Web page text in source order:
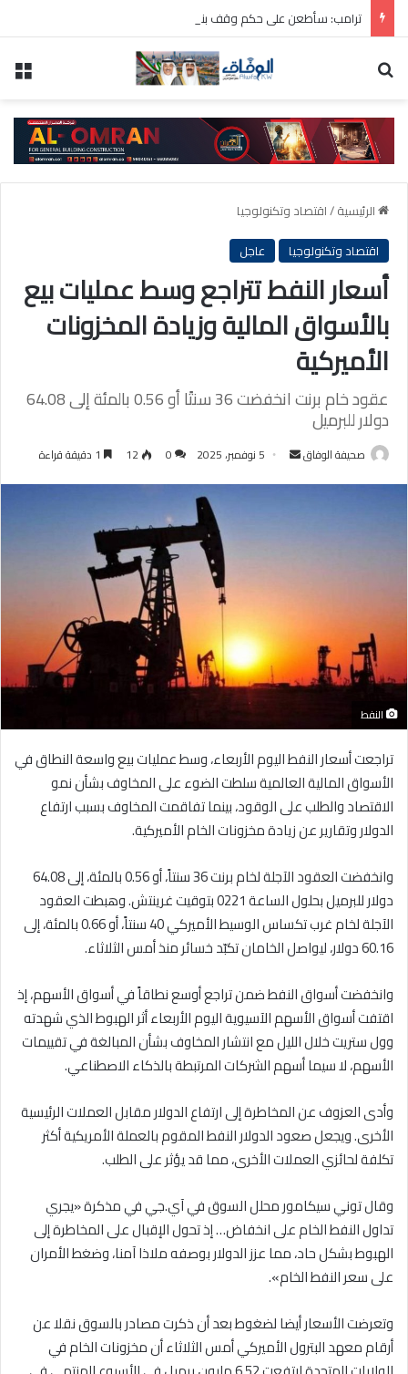
ترامب: سأطعن على حكم وقف بناء قاعة الاحتفالات بالبيت الأبيض
الرئيسية/اقتصاد وتكنولوجيا
اقتصاد وتكنولوجيا
عاجل
أسعار النفط تتراجع وسط عمليات بيع
بالأسواق المالية وزيادة المخزونات
الأميركية
عقود خام برنت انخفضت 36 سنتًا أو 0.56 بالمئة إلى 64.08
دولار للبرميل
صحيفة الوفاق
أرسل 5 نوفمبر، 2025 0
12
النفط
تراجعت أسعار النفط اليوم الأربعاء، وسط عمليات بيع واسعة النطاق في
الأسواق المالية العالمية سلطت الضوء على المخاوف بشأن نمو
الاقتصاد والطلب على الوقود، بينما تفاقمت المخاوف بسبب ارتفاع
الدولار وتقارير عن زيادة مخزونات الخام الأميركية.
وانخفضت العقود الآجلة لخام برنت 36 سنتاً، أو 0.56 بالمئة، إلى 64.08
دولار للبرميل بحلول الساعة 0221 بتوقيت غرينتش. وهبطت العقود
الآجلة لخام غرب تكساس الوسيط الأميركي 40 سنتاً، أو 0.66 بالمئة، إلى
60.16 دولار، ليواصل الخامان تكبّد خسائر منذ أمس الثلاثاء.
وانخفضت أسواق النفط ضمن تراجع أوسع نطاقاً في أسواق الأسهم، إذ
اقتفت أسواق الأسهم الآسيوية اليوم الأربعاء أثر الهبوط الذي شهدته
وول ستريت خلال الليل مع انتشار المخاوف بشأن المبالغة في تقييمات
الأسهم، لا سيما أسهم الشركات المرتبطة بالذكاء الاصطناعي.
وأدى العزوف عن المخاطرة إلى ارتفاع الدولار مقابل العملات الرئيسية
الأخرى. ويجعل صعود الدولار النفط المقوم بالعملة الأمريكية أكثر
تكلفة لحائزي العملات الأخرى، مما قد يؤثر على الطلب.
وقال توني سيكامور محلل السوق في آي.جي في مذكرة «يجري
تداول النفط الخام على انخفاض… إذ تحول الإقبال على المخاطرة إلى
الهبوط بشكل حاد، مما عزز الدولار بوصفه ملاذا آمنا، وضغط الأمران
على سعر النفط الخام».
وتعرضت الأسعار أيضا لضغوط بعد أن ذكرت مصادر بالسوق نقلا عن
أرقام معهد البترول الأميركي أمس الثلاثاء أن مخزونات الخام في